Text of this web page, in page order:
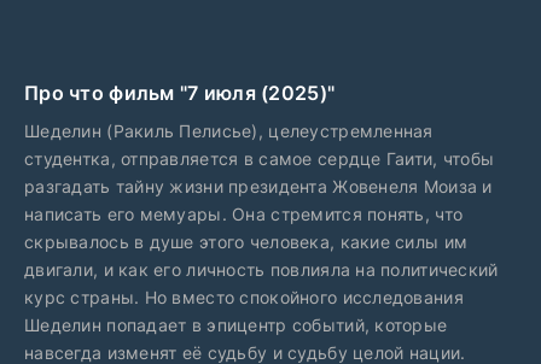
Про что фильм "7 июля (2025)"
Шеделин (Ракиль Пелисье), целеустремленная
студентка, отправляется в самое сердце Гаити, чтобы
разгадать тайну жизни президента Жовенеля Моиза и
написать его мемуары. Она стремится понять, что
скрывалось в душе этого человека, какие силы им
двигали, и как его личность повлияла на политический
курс страны. Но вместо спокойного исследования
Шеделин попадает в эпицентр событий, которые
навсегда изменят её судьбу и судьбу целой нации.